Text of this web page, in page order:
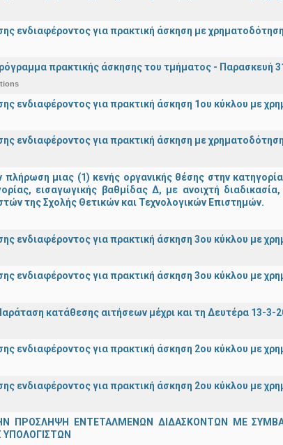
ενδιαφέροντος για πρακτική άσκηση με
πρακτικής άσκησης του τμήματος - Παρασκευή
ενδιαφέροντος για πρακτική άσκηση 1ου κύκλου με
ενδιαφέροντος για πρακτική άσκηση με
μιας (1) κενής οργανικής θέσης στην
εισαγωγικής βαθμίδας Δ, με ανοιχτή
της Σχολής Θετικών και Τεχνολογικών Επιστημών.
ενδιαφέροντος για πρακτική άσκηση 3ου κύκλου με
ενδιαφέροντος για πρακτική άσκηση 3ου κύκλου με
κατάθεσης αιτήσεων μέχρι και τη Δευτέρα 13-3-
ενδιαφέροντος για πρακτική άσκηση 2ου κύκλου με
ενδιαφέροντος για πρακτική άσκηση 2ου κύκλου με
ΠΡΟΣΛΗΨΗ ΕΝΤΕΤΑΛΜΕΝΩΝ ΔΙΔΑΣΚΟΝΤΩΝ ΜΕ